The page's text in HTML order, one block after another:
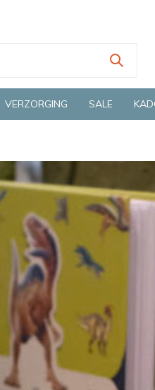
en snelle bezorging door o.a.
VERZORGING SALE